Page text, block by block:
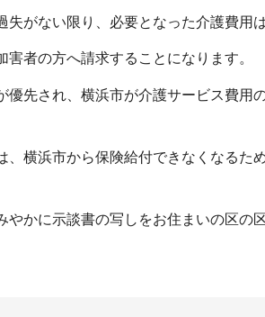
がない限り、必要となった介護費用
者の方へ請求することになります。
先され、横浜市が介護サービス費用
横浜市から保険給付できなくなるた
かに示談書の写しをお住まいの区の